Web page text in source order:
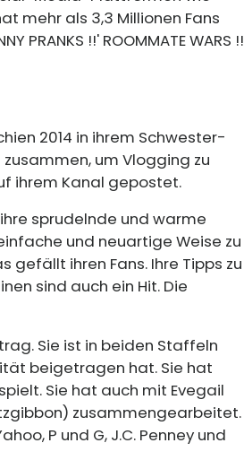
mehr als 3,3 Millionen Fans
!!' ROOMMATE WARS !!
2014 in ihrem Schwester-
um Vlogging zu
ihrem Kanal gepostet.
sprudelnde und warme
und neuartige Weise zu
ihren Fans. Ihre Tipps zu
sind auch ein Hit. Die
Sie ist in beiden Staffeln
beigetragen hat. Sie hat
Sie hat auch mit Evegail
zusammengearbeitet.
P und G, J.C. Penney und